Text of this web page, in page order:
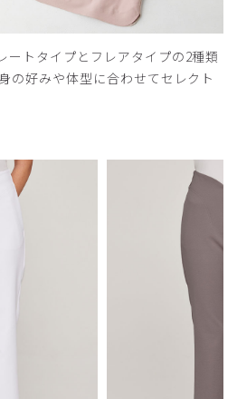
ートタイプとフレアタイプの2種類
の好みや体型に合わせてセレクト